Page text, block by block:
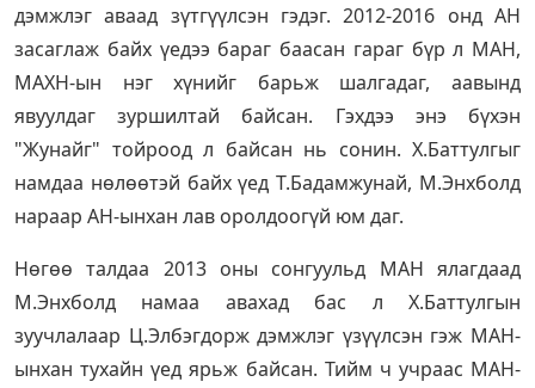
дэмжлэг аваад зүтгүүлсэн гэдэг. 2012-2016 онд АН
засаглаж байх үедээ бараг баасан гараг бүр л МАН,
МАХН-ын нэг хүнийг барьж шалгадаг, аавынд
явуулдаг зуршилтай байсан. Гэхдээ энэ бүхэн
"Жунайг" тойроод л байсан нь сонин. Х.Баттулгыг
намдаа нөлөөтэй байх үед Т.Бадамжунай, М.Энхболд
нараар АН-ынхан лав оролдоогүй юм даг.
Нөгөө талдаа 2013 оны сонгуульд МАН ялагдаад
М.Энхболд намаа авахад бас л Х.Баттулгын
зуучлалаар Ц.Элбэгдорж дэмжлэг үзүүлсэн гэж МАН-
ынхан тухайн үед ярьж байсан. Тийм ч учраас МАН-